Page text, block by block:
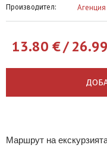
Производител:
13.80 €/26.99
Маршрут на